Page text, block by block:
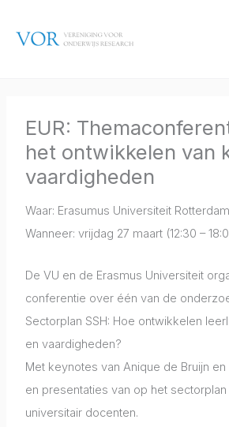
naar
EUR:
het ontwikkelen van
vaardigheden
Waar: Erasumus Universiteit Rotterdam
Wanneer: vrijdag 27 maart (12:30 –
De VU en de Erasmus Universiteit
conferentie over één van de
Sectorplan SSH: Hoe ontwikkelen
en vaardigheden?
Met keynotes van Anique de Bruijn
en presentaties van op het
universitair docenten.